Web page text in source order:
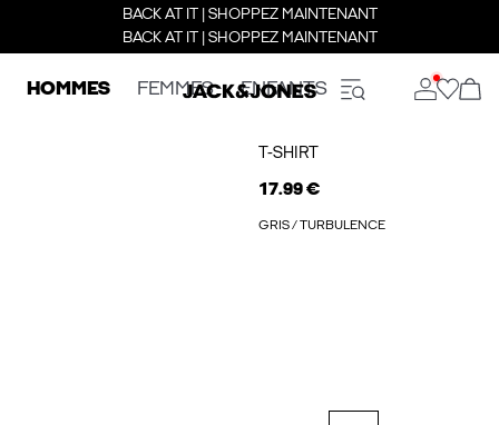
BACK AT IT | SHOPPEZ MAINTENANT
BACK AT IT | SHOPPEZ MAINTENANT
HOMMES FEMMES ENFANTS
T-SHIRT
17.99 €
GRIS / TURBULENCE